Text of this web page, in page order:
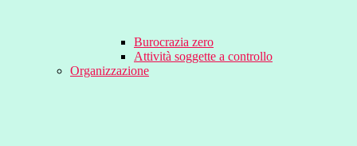
Burocrazia zero
Attività soggette a controllo
Organizzazione